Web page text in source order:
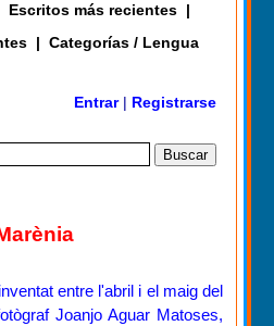
Escritos más recientes |
| Categorías / Lengua
Entrar| Registrarse
entre l'abril i el maig del
Joanjo Aguar Matoses,